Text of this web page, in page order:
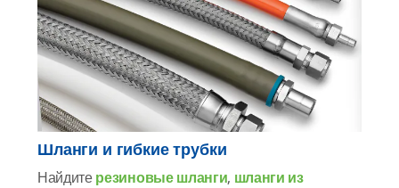
Шланги и гибкие трубки
Найдитерезиновые шланги, шланги из